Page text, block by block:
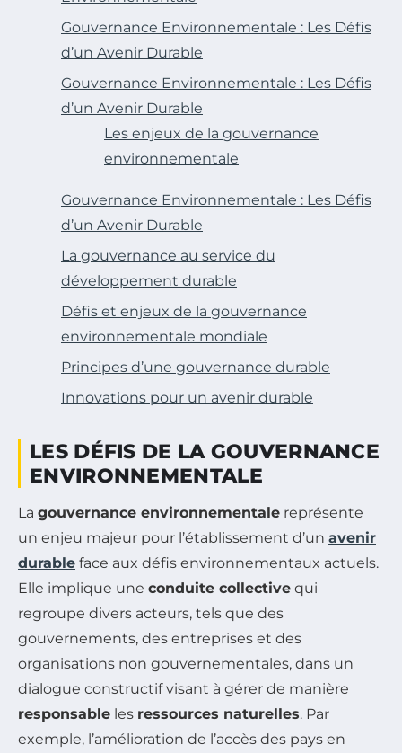
Gouvernance Environnementale : Les Défis
d’un Avenir Durable
Gouvernance Environnementale : Les Défis
d’un Avenir Durable
Les enjeux de la gouvernance
environnementale
Gouvernance Environnementale : Les Défis
d’un Avenir Durable
La gouvernance au service du
développement durable
Défis et enjeux de la gouvernance
environnementale mondiale
Principes d’une gouvernance durable
Innovations pour un avenir durable
LES DÉFIS DE LA GOUVERNANCE
ENVIRONNEMENTALE
La gouvernance environnementale représente
un enjeu majeur pour l’établissement d’un avenir
durable face aux défis environnementaux actuels.
Elle implique une conduite collective qui
regroupe divers acteurs, tels que des
gouvernements, des entreprises et des
organisations non gouvernementales, dans un
dialogue constructif visant à gérer de manière
responsable les ressources naturelles. Par
exemple, l’amélioration de l’accès des pays en